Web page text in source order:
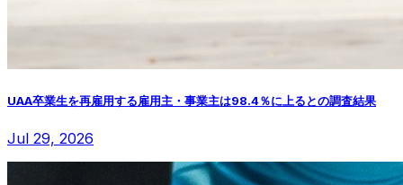
UAA卒業生を再雇用する雇用主・事業主は98.4％に上るとの調査結果
Jul 29, 2026